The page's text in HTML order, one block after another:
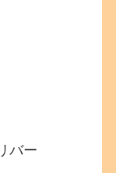
バー